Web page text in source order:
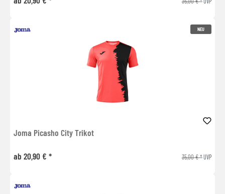
NEU
Joma Picasho City Trikot
ab 20,90 € * 35,00 € *UVP